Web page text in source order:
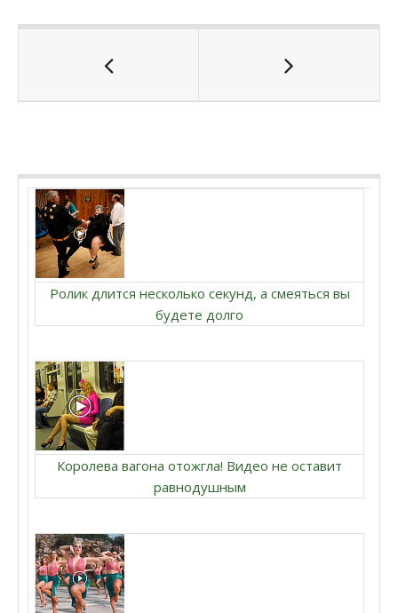
Ролик длится несколько секунд, а смеяться вы
будете долго
Королева вагона отожгла! Видео не оставит
равнодушным